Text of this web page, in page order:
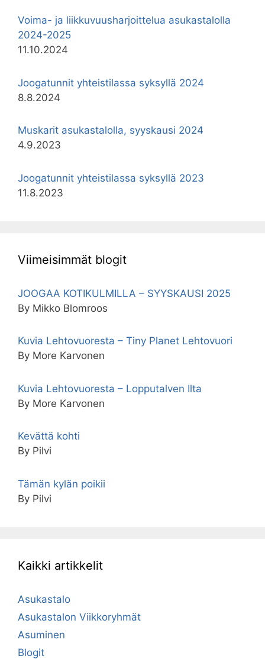
Voima- ja liikkuvuusharjoittelua asukastalolla
2024-2025
11.10.2024
Joogatunnit yhteistilassa syksyllä 2024
8.8.2024
Muskarit asukastalolla, syyskausi 2024
4.9.2023
Joogatunnit yhteistilassa syksyllä 2023
11.8.2023
Viimeisimmät blogit
JOOGAA KOTIKULMILLA – SYYSKAUSI 2025
By Mikko Blomroos
Kuvia Lehtovuoresta – Tiny Planet Lehtovuori
By More Karvonen
Kuvia Lehtovuoresta – Lopputalven Ilta
By More Karvonen
Kevättä kohti
By Pilvi
Tämän kylän poikii
By Pilvi
Kaikki artikkelit
Asukastalo
Asukastalon Viikkoryhmät
Asuminen
Blogit